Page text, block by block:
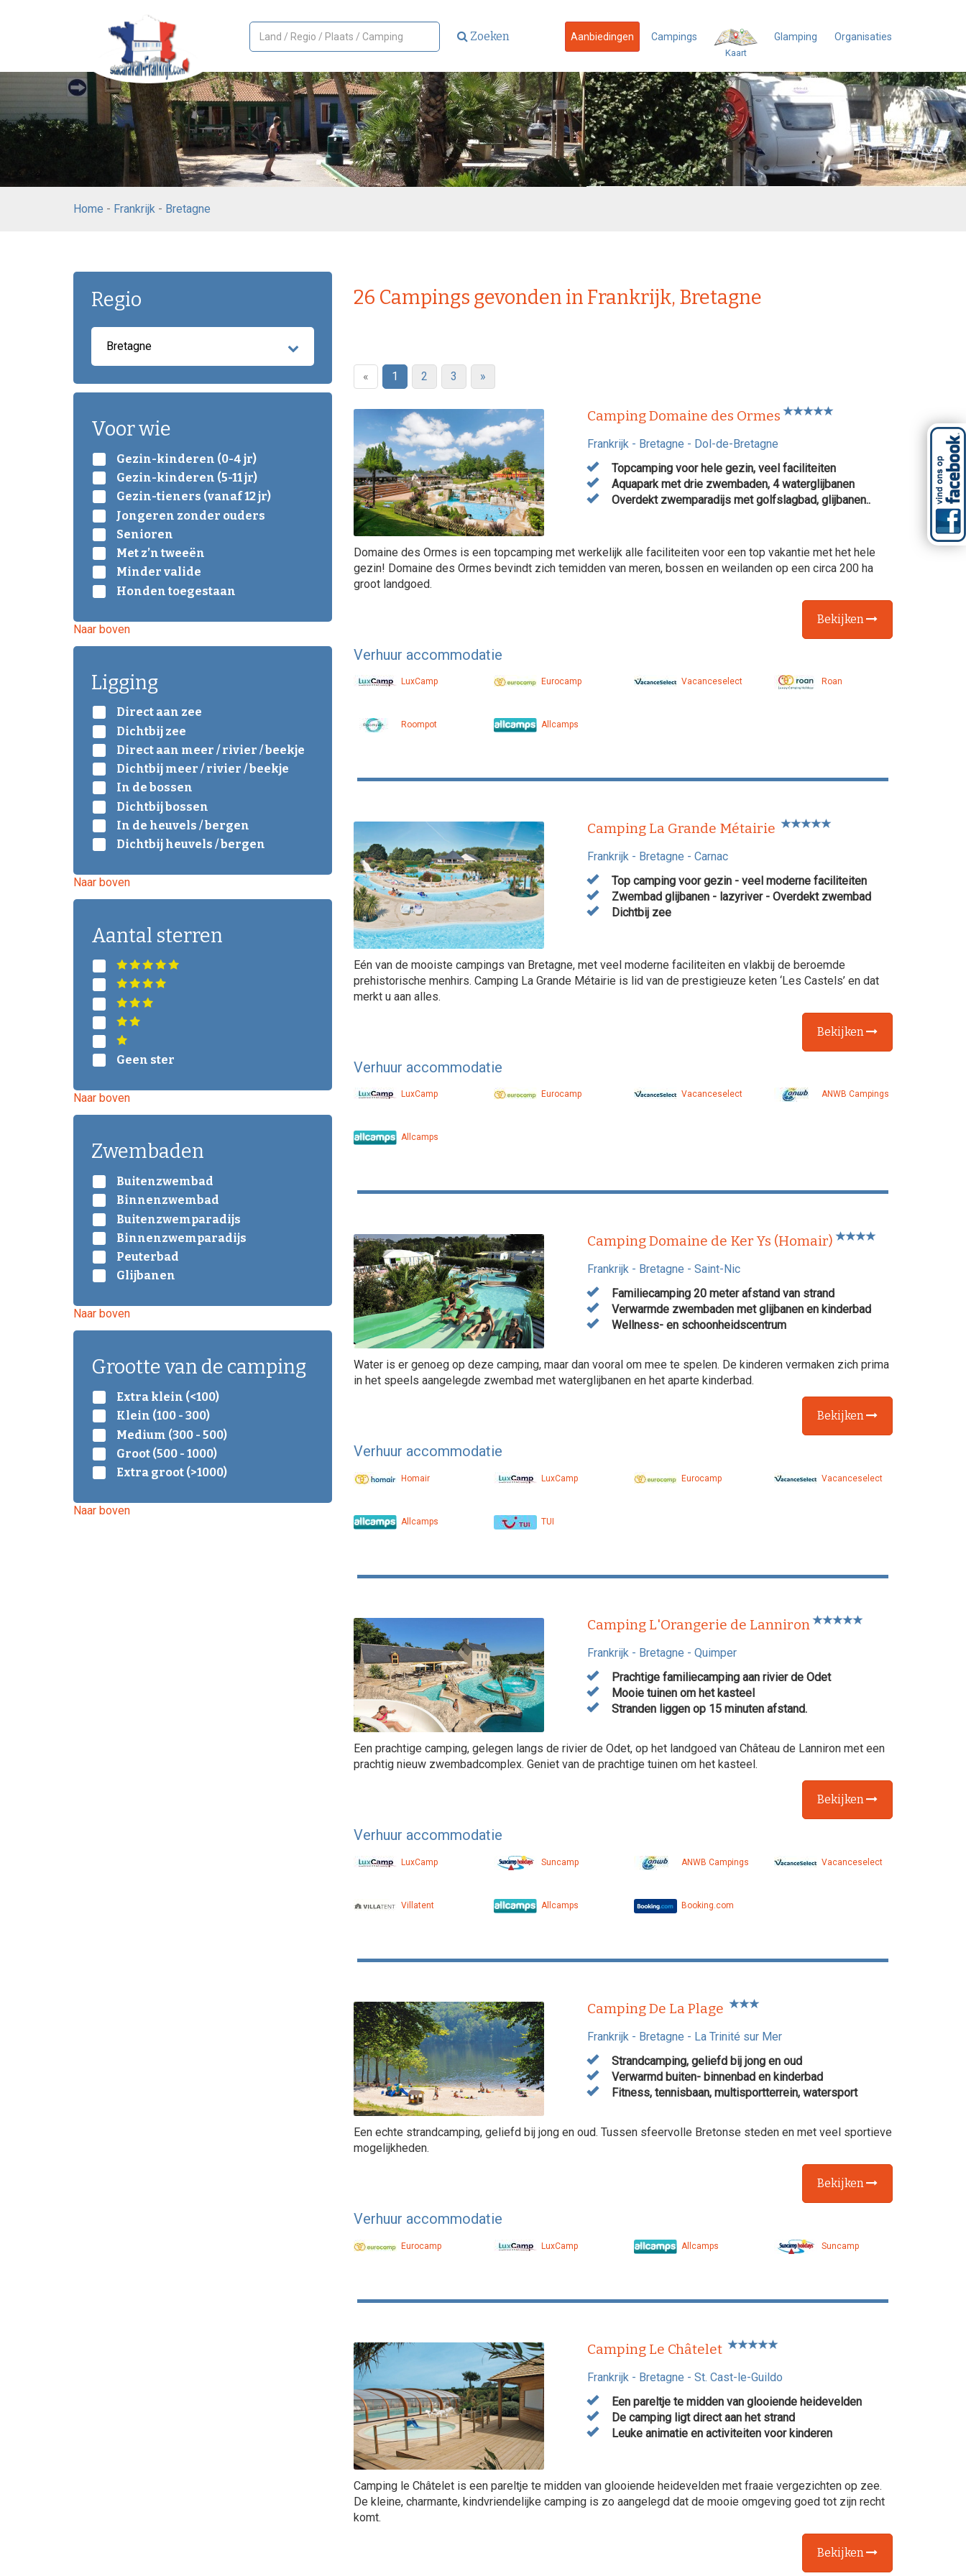
Zoeken Aanbiedingen Campings
Kaart
Glamping Organisaties
Home - Frankrijk - Bretagne
Regio
Bretagne
Voor wie
Gezin-kinderen (0-4 jr)
Gezin-kinderen (5-11 jr)
Gezin-tieners (vanaf 12 jr)
Jongeren zonder ouders
Senioren
Met z’n tweeën
Minder valide
Honden toegestaan
Naar boven
Ligging
Direct aan zee
Dichtbij zee
Direct aan meer / rivier / beekje
Dichtbij meer / rivier / beekje
In de bossen
Dichtbij bossen
In de heuvels / bergen
Dichtbij heuvels / bergen
Naar boven
Aantal sterren
Geen ster
Naar boven
Zwembaden
Buitenzwembad
Binnenzwembad
Buitenzwemparadijs
Binnenzwemparadijs
Peuterbad
Glijbanen
Naar boven
Grootte van de camping
Extra klein (<100)
Klein (100 - 300)
Medium (300 - 500)
Groot (500 - 1000)
Extra groot (>1000)
Naar boven
26 Campings gevonden in Frankrijk, Bretagne
« 1 2 3 »
Camping Domaine des Ormes
Frankrijk - Bretagne - Dol-de-Bretagne
Topcamping voor hele gezin, veel faciliteiten
Aquapark met drie zwembaden, 4 waterglijbanen
Overdekt zwemparadijs met golfslagbad, glijbanen..
Domaine des Ormes is een topcamping met werkelijk alle faciliteiten voor een top vakantie met het hele
gezin! Domaine des Ormes bevindt zich temidden van meren, bossen en weilanden op een circa 200 ha
groot landgoed.
Bekijken
Verhuur accommodatie
LuxCamp Eurocamp Vacanceselect Roan
Roompot Allcamps
Camping La Grande Métairie
Frankrijk - Bretagne - Carnac
Top camping voor gezin - veel moderne faciliteiten
Zwembad glijbanen - lazyriver - Overdekt zwembad
Dichtbij zee
Eén van de mooiste campings van Bretagne, met veel moderne faciliteiten en vlakbij de beroemde
prehistorische menhirs. Camping La Grande Métairie is lid van de prestigieuze keten ‘Les Castels’ en dat
merkt u aan alles.
Bekijken
Verhuur accommodatie
LuxCamp Eurocamp Vacanceselect ANWB Campings
Allcamps
Camping Domaine de Ker Ys (Homair)
Frankrijk - Bretagne - Saint-Nic
Familiecamping 20 meter afstand van strand
Verwarmde zwembaden met glijbanen en kinderbad
Wellness- en schoonheidscentrum
Water is er genoeg op deze camping, maar dan vooral om mee te spelen. De kinderen vermaken zich prima
in het speels aangelegde zwembad met waterglijbanen en het aparte kinderbad.
Bekijken
Verhuur accommodatie
Homair LuxCamp Eurocamp Vacanceselect
Allcamps TUI
Camping L'Orangerie de Lanniron
Frankrijk - Bretagne - Quimper
Prachtige familiecamping aan rivier de Odet
Mooie tuinen om het kasteel
Stranden liggen op 15 minuten afstand.
Een prachtige camping, gelegen langs de rivier de Odet, op het landgoed van Château de Lanniron met een
prachtig nieuw zwembadcomplex. Geniet van de prachtige tuinen om het kasteel.
Bekijken
Verhuur accommodatie
LuxCamp Suncamp ANWB Campings Vacanceselect
Villatent Allcamps Booking.com
Camping De La Plage
Frankrijk - Bretagne - La Trinité sur Mer
Strandcamping, geliefd bij jong en oud
Verwarmd buiten- binnenbad en kinderbad
Fitness, tennisbaan, multisportterrein, watersport
Een echte strandcamping, geliefd bij jong en oud. Tussen sfeervolle Bretonse steden en met veel sportieve
mogelijkheden.
Bekijken
Verhuur accommodatie
Eurocamp LuxCamp Allcamps Suncamp
Camping Le Châtelet
Frankrijk - Bretagne - St. Cast-le-Guildo
Een pareltje te midden van glooiende heidevelden
De camping ligt direct aan het strand
Leuke animatie en activiteiten voor kinderen
Camping le Châtelet is een pareltje te midden van glooiende heidevelden met fraaie vergezichten op zee.
De kleine, charmante, kindvriendelijke camping is zo aangelegd dat de mooie omgeving goed tot zijn recht
komt.
Bekijken